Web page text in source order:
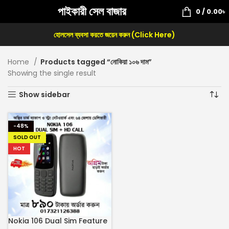
পাইকারী সেল বাজার 0/ 0.00৳
হোলসেল ব্যবসা করতে জয়েন করুন (Click Here)
Home
Products tagged “নোকিয়া ১০৬ দাম”
Showing the single result
Show sidebar
-48%
SOLD OUT
HOT
Nokia 106 Dual Sim Feature